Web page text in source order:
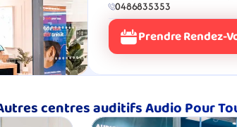
0486835353
Prendre Rendez-
centres auditifs Audio Pour